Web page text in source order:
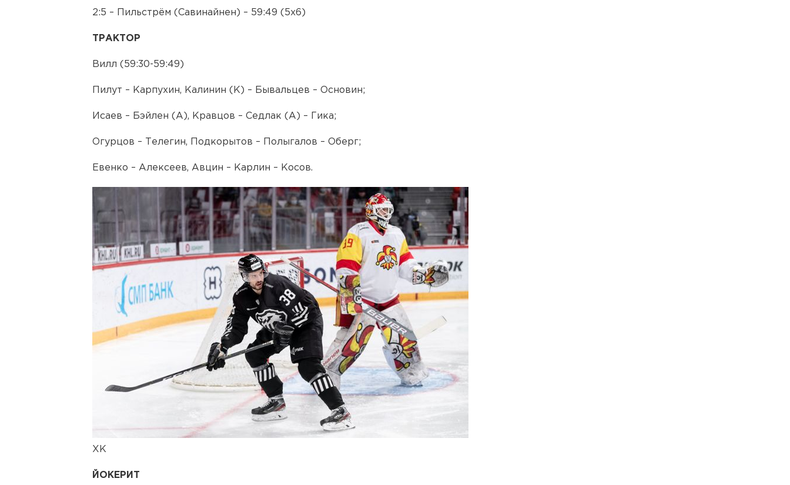
2:5 – Пильстрём (Савинайнен) – 59:49 (5х6)
ТРАКТОР
Вилл (59:30-59:49)
Пилут – Карпухин, Калинин (К) – Бывальцев – Основин;
Исаев – Бэйлен (А), Кравцов – Седлак (А) – Гика;
Огурцов – Телегин, Подкорытов – Полыгалов – Оберг;
Евенко – Алексеев, Авцин – Карлин – Косов.
ХК
ЙОКЕРИТ